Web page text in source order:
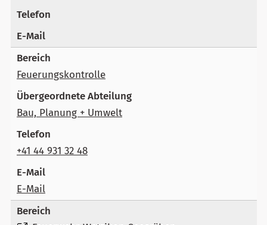
Feuerungskontrolle
Bau, Planung + Umwelt
+41 44 931 32 48
E-Mail